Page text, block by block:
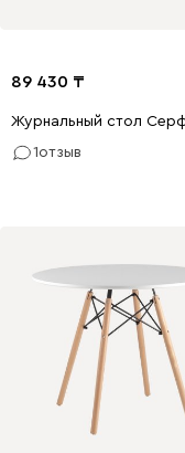
89 430
Журнальный стол
1отзыв